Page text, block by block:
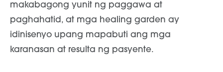
makabagong yunit ng paggawa at
paghahatid, at mga healing garden ay
idinisenyo upang mapabuti ang mga
karanasan at resulta ng pasyente.